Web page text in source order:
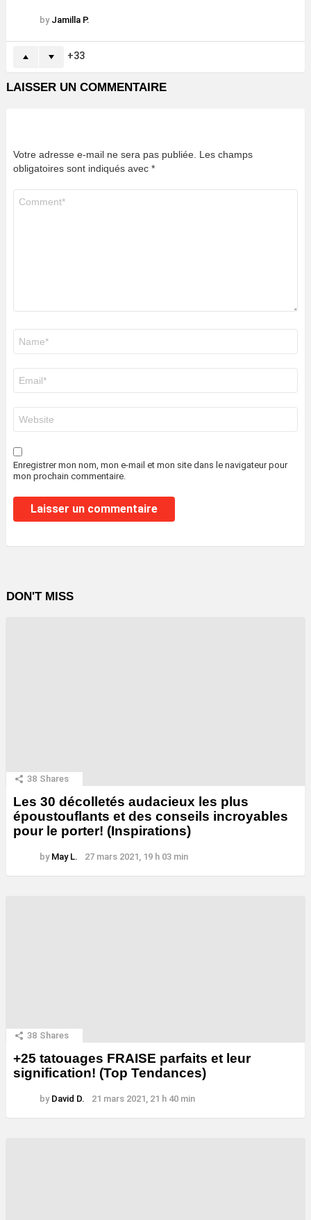
by Jamilla P.
33
LAISSER UN COMMENTAIRE
Votre adresse e-mail ne sera pas publiée. Les champs
obligatoires sont indiqués avec *
mail
*
web
Enregistrer mon nom, mon e-mail et mon site dans le navigateur pour
mon prochain commentaire.
DON'T MISS
38 Shares
Les 30 décolletés audacieux les plus
époustouflants et des conseils incroyables
pour le porter! (Inspirations)
by May L. 27 mars 2021, 19 h 03 min
38 Shares
+25 tatouages ​​FRAISE parfaits et leur
signification! (Top Tendances)
by David D. 21 mars 2021, 21 h 40 min